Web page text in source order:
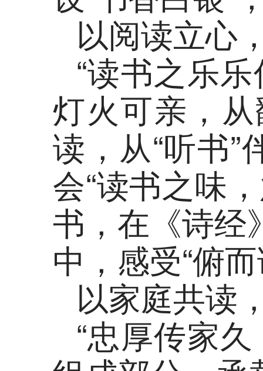
以阅读立心
“读书之乐
灯火可亲，
读，从“听书”
会“读书之味
书，在《诗经
中，感受“俯
以家庭共读
“忠厚传家